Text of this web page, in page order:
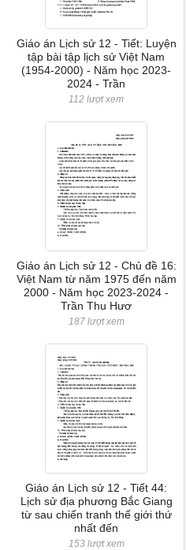
Giáo án Lịch sử 12 - Tiết: Luyện
tập bài tập lịch sử Việt Nam
(1954-2000) - Năm học 2023-
2024 - Trần
112 lượt xem
Giáo án Lịch sử 12 - Chủ đề 16:
Việt Nam từ năm 1975 đến năm
2000 - Năm học 2023-2024 -
Trần Thu Hươ
187 lượt xem
Giáo án Lịch sử 12 - Tiết 44:
Lịch sử địa phương Bắc Giang
từ sau chiến tranh thế giới thứ
nhất đến
153 lượt xem